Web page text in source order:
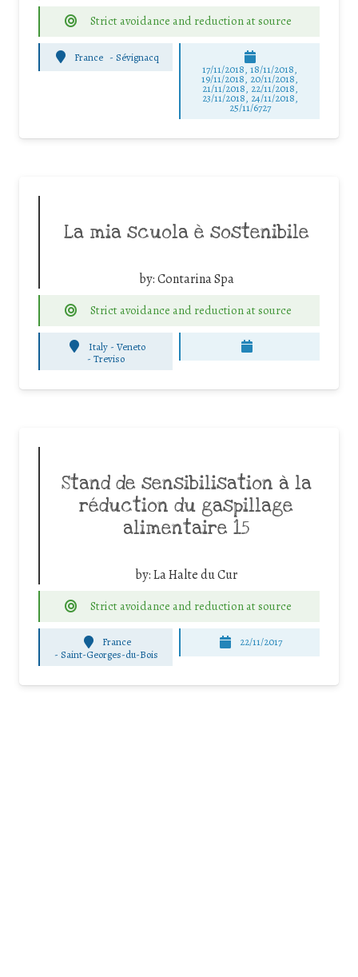
Strict avoidance and reduction at source
France -Sévignacq
17/11/2018, 18/11/2018,
19/11/2018, 20/11/2018,
21/11/2018, 22/11/2018,
23/11/2018, 24/11/2018,
25/11/6727
La mia scuola è sostenibile
by:Contarina Spa
Strict avoidance and reduction at source
Italy - Veneto
-Treviso
Stand de sensibilisation à la
réduction du gaspillage
alimentaire 15
by:La Halte du Cur
Strict avoidance and reduction at source
France
- Saint-Georges-du-Bois
22/11/2017